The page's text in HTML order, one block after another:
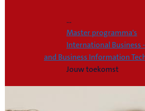
...
Master programma's
International Business
and Business Information
Jouw toekomst